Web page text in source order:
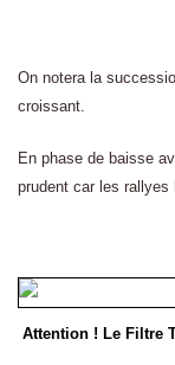
On notera la
croissant.
En phase de baisse
prudent car les
Attention ! Le Filtre